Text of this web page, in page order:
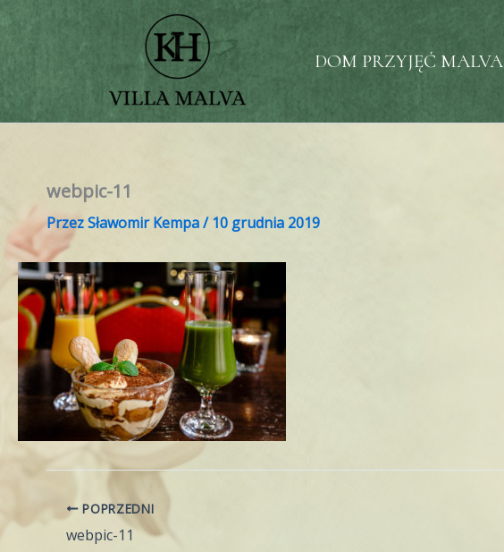
Przejdź
DOM PRZYJĘĆ MALVA
webpic-11
PrzezSławomir Kempa/10 grudnia 2019
POPRZEDNI
webpic-11